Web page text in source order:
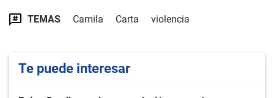
TEMAS Camila Carta violencia
Te puede interesar